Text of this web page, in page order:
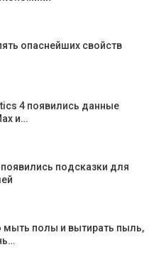
опаснейших свойств
4 появились данные
и…
подсказки для
мыть полы и вытирать пыль,